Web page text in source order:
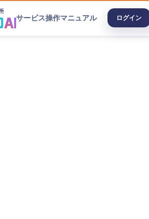
サービス操作マニュアル ログイン